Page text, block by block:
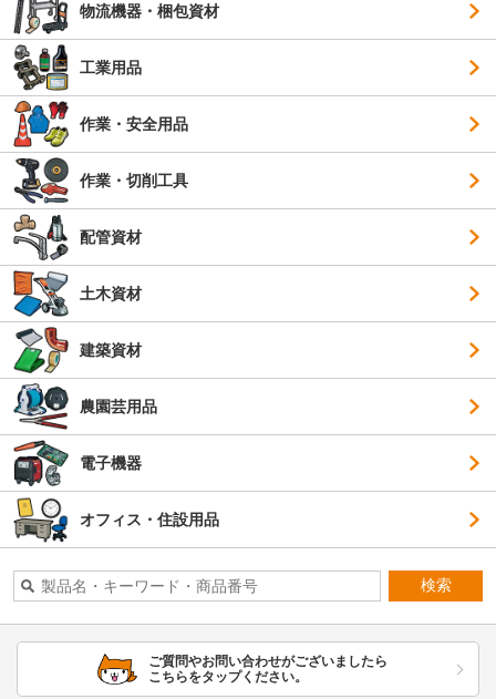
物流機器・梱包資材
工業用品
作業・安全用品
作業・切削工具
配管資材
土木資材
建築資材
農園芸用品
電子機器
オフィス・住設用品
検索
ご質問やお問い合わせがございましたら
こちらをタップください。